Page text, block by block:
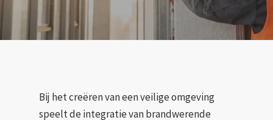
Bij het creëren van een veilige omgeving
speelt de integratie van brandwerende